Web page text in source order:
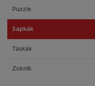
Puzzle
Sapkák
Táskák
Zoknik